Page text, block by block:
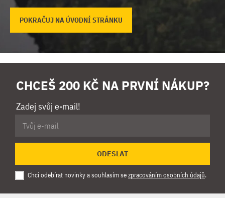
POKRAČUJ NA ÚVODNÍ STRÁNKU
CHCEŠ 200 KČ NA PRVNÍ NÁKUP?
Zadej svůj e-mail!
ODESLAT
Chci odebírat novinky a souhlasím sezpracováním osobních údajů.